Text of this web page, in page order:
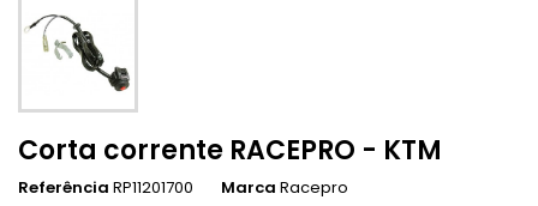
Corta corrente RACEPRO - KTM
Referência RP11201700 Marca Racepro